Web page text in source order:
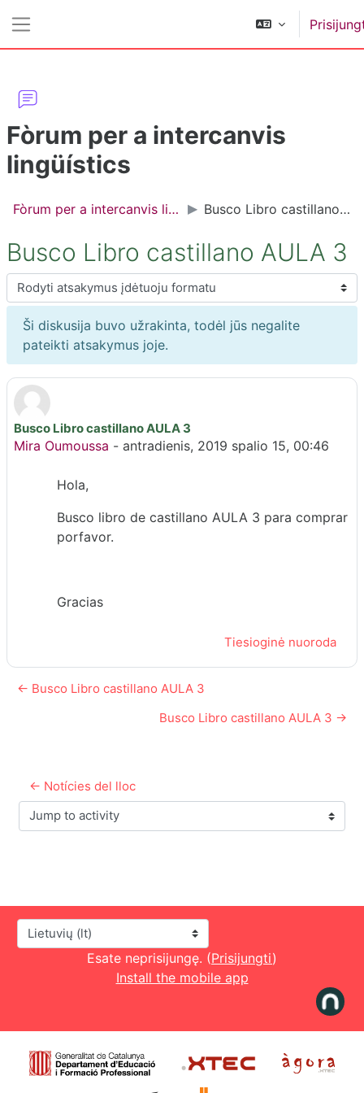
Fòrum per a intercanvis
lingüístics
Fòrum per a intercanvis lingüístics Busco Libro castillano AULA 3
Busco Libro castillano AULA 3
Rodymo režimas
Ši diskusija buvo užrakinta, todėl jūs negalite
pateikti atsakymus joje.
Busco Libro castillano AULA 3
Mira Oumoussa - antradienis, 2019 spalio 15, 00:46
Atsakymų skaičius: 0
Hola,
Busco libro de castillano AULA 3 para comprar
porfavor.
Gracias
Tiesioginė nuoroda
← Busco Libro castillano AULA 3
Busco Libro castillano AULA 3 →
← Notícies del lloc
Jump to activity
Kalba
Esate neprisijungę. (Prisijungti)
Install the mobile app